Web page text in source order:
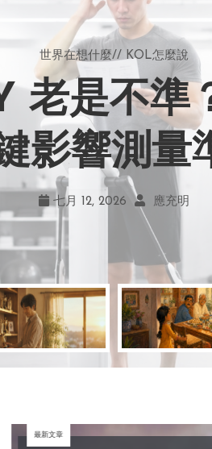
世界在想什麼//地球村發生的事
爭議！宮
作仍無可
七月 19, 2026 菲利浦．科特勒
來點正能量//與自己和解
在！學
的真實幸
七月 17, 2026 亞瑟．布魯克斯
來點正能量// 女力至上
米娜家
敢跨出第
七月 22, 2026 不正田心
世界在想什麼// KOL怎麼說
老是不準
影響測量
七月 12, 2026 應充明